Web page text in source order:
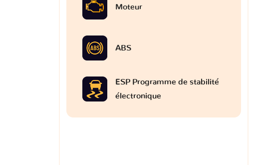
Moteur
ABS
ESP Programme de stabilité
électronique